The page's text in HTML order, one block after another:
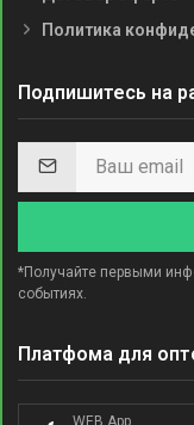
Политика
Подпишитесь на
*Получайте первыми
событиях.
Платфома для
WEB App